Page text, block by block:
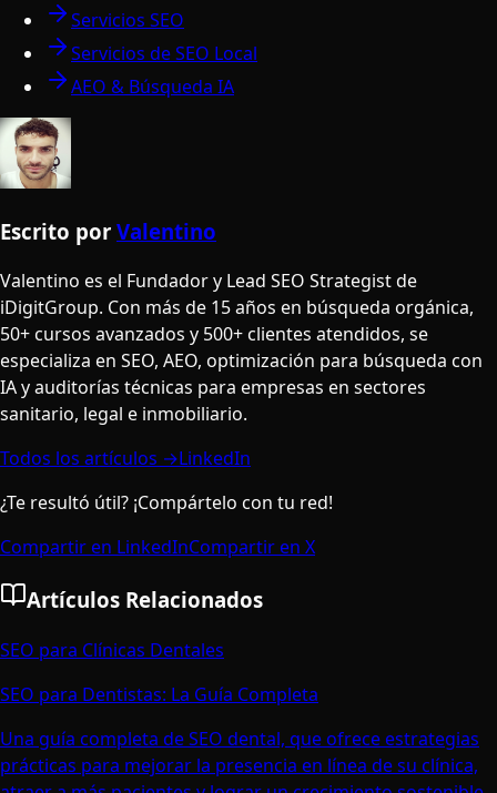
Servicios SEO
Servicios de SEO Local
AEO & Búsqueda IA
Escrito por Valentino
Valentino es el Fundador y Lead SEO Strategist de
iDigitGroup. Con más de 15 años en búsqueda orgánica,
50+ cursos avanzados y 500+ clientes atendidos, se
especializa en SEO, AEO, optimización para búsqueda con
IA y auditorías técnicas para empresas en sectores
sanitario, legal e inmobiliario.
Todos los artículos →LinkedIn
¿Te resultó útil? ¡Compártelo con tu red!
Compartir en LinkedInCompartir en X
Artículos Relacionados
SEO para Clínicas Dentales
SEO para Dentistas: La Guía Completa
Una guía completa de SEO dental, que ofrece estrategias
prácticas para mejorar la presencia en línea de su clínica,